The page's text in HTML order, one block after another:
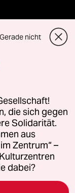
für Genehmigungen
Richtlinien
AGB
(Ads)
Gerade nicht
die sich gegen
Solidarität.
aus
Zentrum“ –
dabei?